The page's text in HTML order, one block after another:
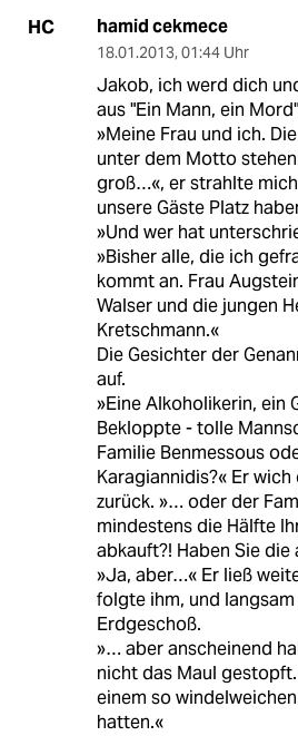
HC hamid cekmece
18.01.2013, 01:44 Uhr
Jakob, ich werd dich
aus "Ein Mann, ein
»Meine Frau und ich.
unter dem Motto
groß…«, er strahlte
unsere Gäste Platz
»Und wer hat
»Bisher alle, die ich
kommt an. Frau
Walser und die jungen
Kretschmann.«
Die Gesichter der
auf.
»Eine Alkoholikerin, ein
Bekloppte - tolle
Familie Benmessous
Karagiannidis?« Er
zurück. »… oder der
mindestens die Hälfte
abkauft?! Haben Sie die
»Ja, aber…« Er ließ
folgte ihm, und
Erdgeschoß.
»… aber anscheinend
nicht das Maul
einem so
hatten.«